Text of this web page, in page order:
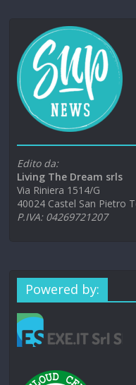
Edito da:
Living The Dream srls
Via Riniera 1514/G
40024 Castel San Pietro
P.IVA: 04269721207
Powered by: